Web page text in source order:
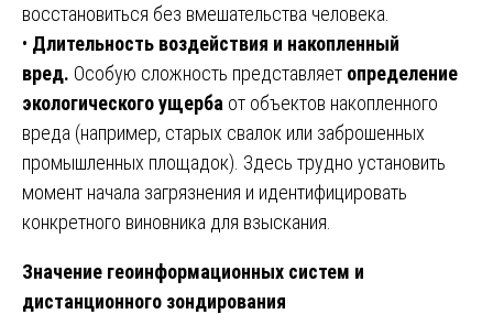
восстановиться без вмешательства человека.
• Длительность воздействия и накопленный
вред. Особую сложность представляет определение
экологического ущерба от объектов накопленного
вреда (например, старых свалок или заброшенных
промышленных площадок). Здесь трудно установить
момент начала загрязнения и идентифицировать
конкретного виновника для взыскания.
Значение геоинформационных систем и
дистанционного зондирования